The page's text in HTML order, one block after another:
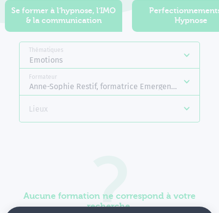
Se former à l'hypnose, l'IMO
& la communication
Hypnose
Thématiques
Emotions
Formateur
Anne-Sophie Restif, formatrice Emergences
Lieux
Aucune formation ne correspond à votre
recherche.